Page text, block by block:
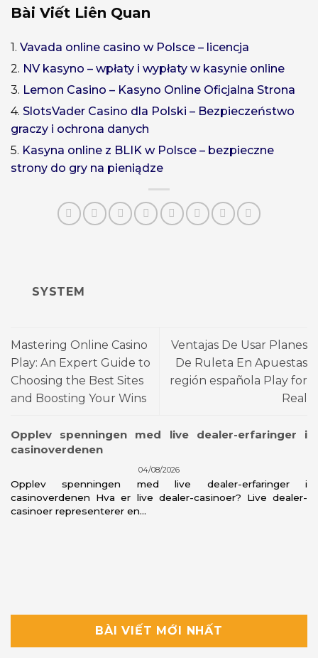
Bài Viết Liên Quan
1. Vavada online casino w Polsce – licencja
2. NV kasyno – wpłaty i wypłaty w kasynie online
3. Lemon Casino – Kasyno Online Oficjalna Strona
4. SlotsVader Casino dla Polski – Bezpieczeństwo
graczy i ochrona danych
5. Kasyna online z BLIK w Polsce – bezpieczne
strony do gry na pieniądze
SYSTEM
Mastering Online Casino
Play: An Expert Guide to
Choosing the Best Sites
and Boosting Your Wins
Ventajas De Usar Planes
De Ruleta En Apuestas
región española Play for
Real
Opplev spenningen med live dealer-erfaringer i
casinoverdenen
04/08/2026
Opplev spenningen med live dealer-erfaringer i
casinoverdenen Hva er live dealer-casinoer? Live dealer-
casinoer representerer en...
BÀI VIẾT MỚI NHẤT